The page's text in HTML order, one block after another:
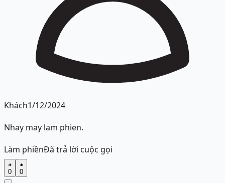
Khách1/12/2024
Nhay may lam phien.
Làm phiềnĐã trả lời cuộc gọi
0 0